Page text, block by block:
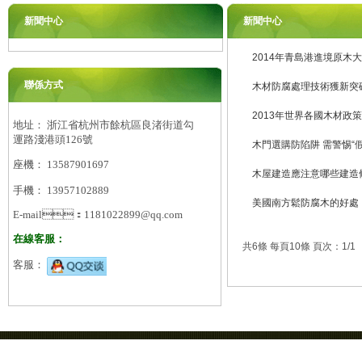
聯係方式
地址： 浙江省杭州市餘杭區良渚街道勾
運路淺港頭126號
座機： 13587901697
手機： 13957102889
E-mail：1181022899@qq.com
在線客服：
客服：
新聞中心 新聞中心
2014年青島港進境原木
木材防腐處理技術獲新突
2013年世界各國木材政
木門選購防陷阱 需警惕“
木屋建造應注意哪些建造
美國南方鬆防腐木的好處
共6條 每頁10條 頁次：1/1